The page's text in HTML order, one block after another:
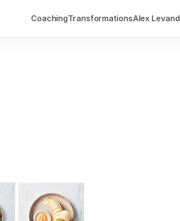
CoachingTransformationsAlex Levand